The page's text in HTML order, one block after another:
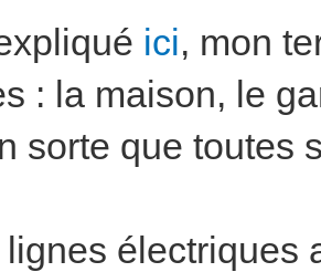
ici, mon
: la maison, le
sorte que toutes
électriques